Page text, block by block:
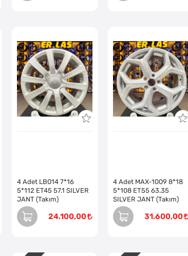
4 Adet LB014 7*16
5*112 ET45 57.1 SILVER
JANT (Takım)
24.100,00
4 Adet MAX-1009 8*18
5*108 ET55 63.35
SILVER JANT (Takım)
31.600,00